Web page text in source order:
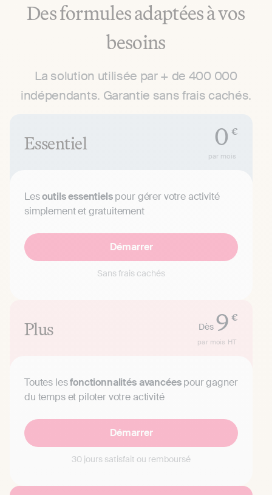
Des formules adaptées à vos
besoins
La solution utilisée par + de 400 000
indépendants. Garantie sans frais cachés.
Essentiel 0 €
par mois
Lesoutils essentielspour gérer votre activité
simplement et gratuitement
Démarrer
Sans frais cachés
Plus Dès 9 €
par mois HT
Toutes lesfonctionnalités avancéespour gagner
du temps et piloter votre activité
Démarrer
30 jours satisfait ou remboursé